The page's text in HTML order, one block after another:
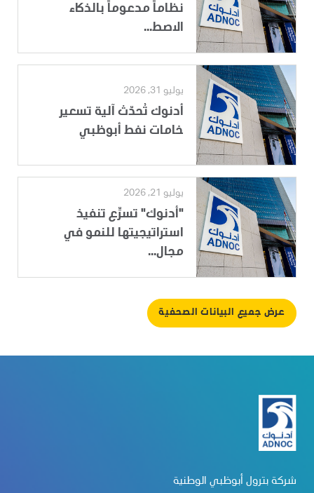
نظاماً مدعوماً بالذكاء
الاصط...
يوليو 31, 2026
أدنوك تُحدّث آلية تسعير
خامات نفط أبوظبي
يوليو 21, 2026
"أدنوك" تسرِّع تنفيذ
استراتيجيتها للنمو في
مجال...
عرض جميع البيانات الصحفية
شركة بترول أبوظبي الوطنية